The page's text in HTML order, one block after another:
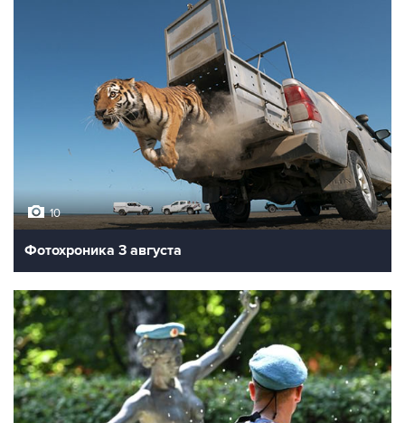
10
Фотохроника 3 августа